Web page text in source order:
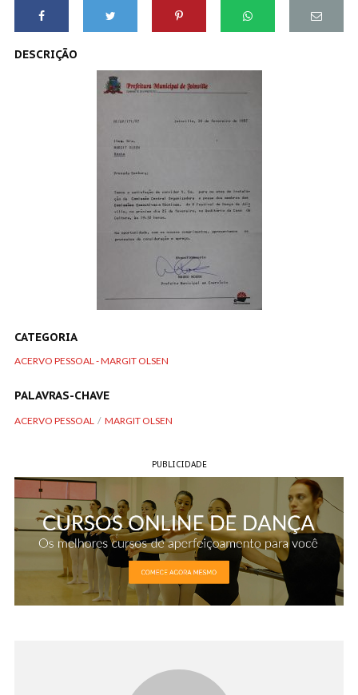
DESCRIÇÃO
CATEGORIA
ACERVO PESSOAL - MARGIT OLSEN
PALAVRAS-CHAVE
ACERVO PESSOAL MARGIT OLSEN
PUBLICIDADE